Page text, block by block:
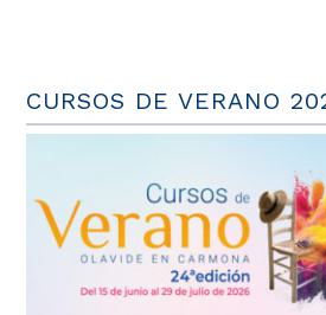
CURSOS DE VERANO